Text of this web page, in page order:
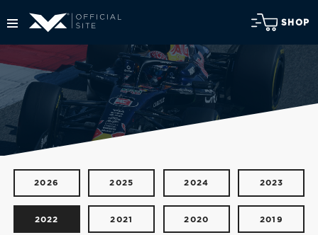
SHOP
2026 2025 2024 2023
2022 2021 2020 2019